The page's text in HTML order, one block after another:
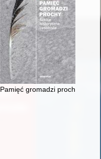
Pamięć gromadzi prochy :